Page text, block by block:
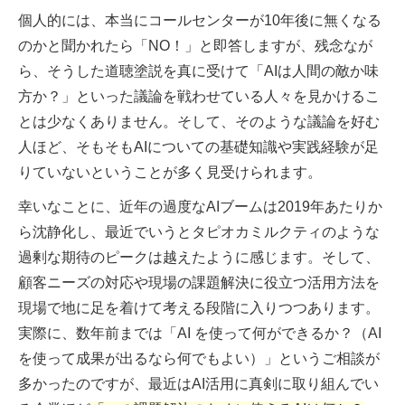
個人的には、本当にコールセンターが10年後に無くなる
のかと聞かれたら「NO！」と即答しますが、残念なが
ら、そうした道聴塗説を真に受けて「AIは人間の敵か味
方か？」といった議論を戦わせている人々を見かけるこ
とは少なくありません。そして、そのような議論を好む
人ほど、そもそもAIについての基礎知識や実践経験が足
りていないということが多く見受けられます。
幸いなことに、近年の過度なAIブームは2019年あたりか
ら沈静化し、最近でいうとタピオカミルクティのような
過剰な期待のピークは越えたように感じます。そして、
顧客ニーズの対応や現場の課題解決に役立つ活用方法を
現場で地に足を着けて考える段階に入りつつあります。
実際に、数年前までは「AI を使って何ができるか？（AI
を使って成果が出るなら何でもよい）」というご相談が
多かったのですが、最近はAI活用に真剣に取り組んでい